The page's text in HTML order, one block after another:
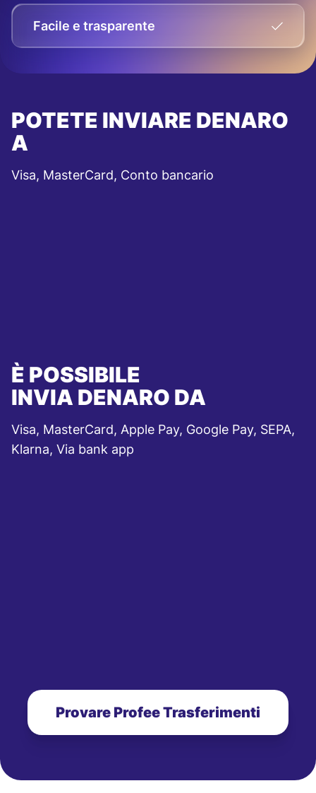
Facile e trasparente
POTETE INVIARE DENARO
A
Visa, MasterCard, Conto bancario
È POSSIBILE
INVIA DENARO DA
Visa, MasterCard, Apple Pay, Google Pay, SEPA,
Klarna, Via bank app
Provare Profee Trasferimenti